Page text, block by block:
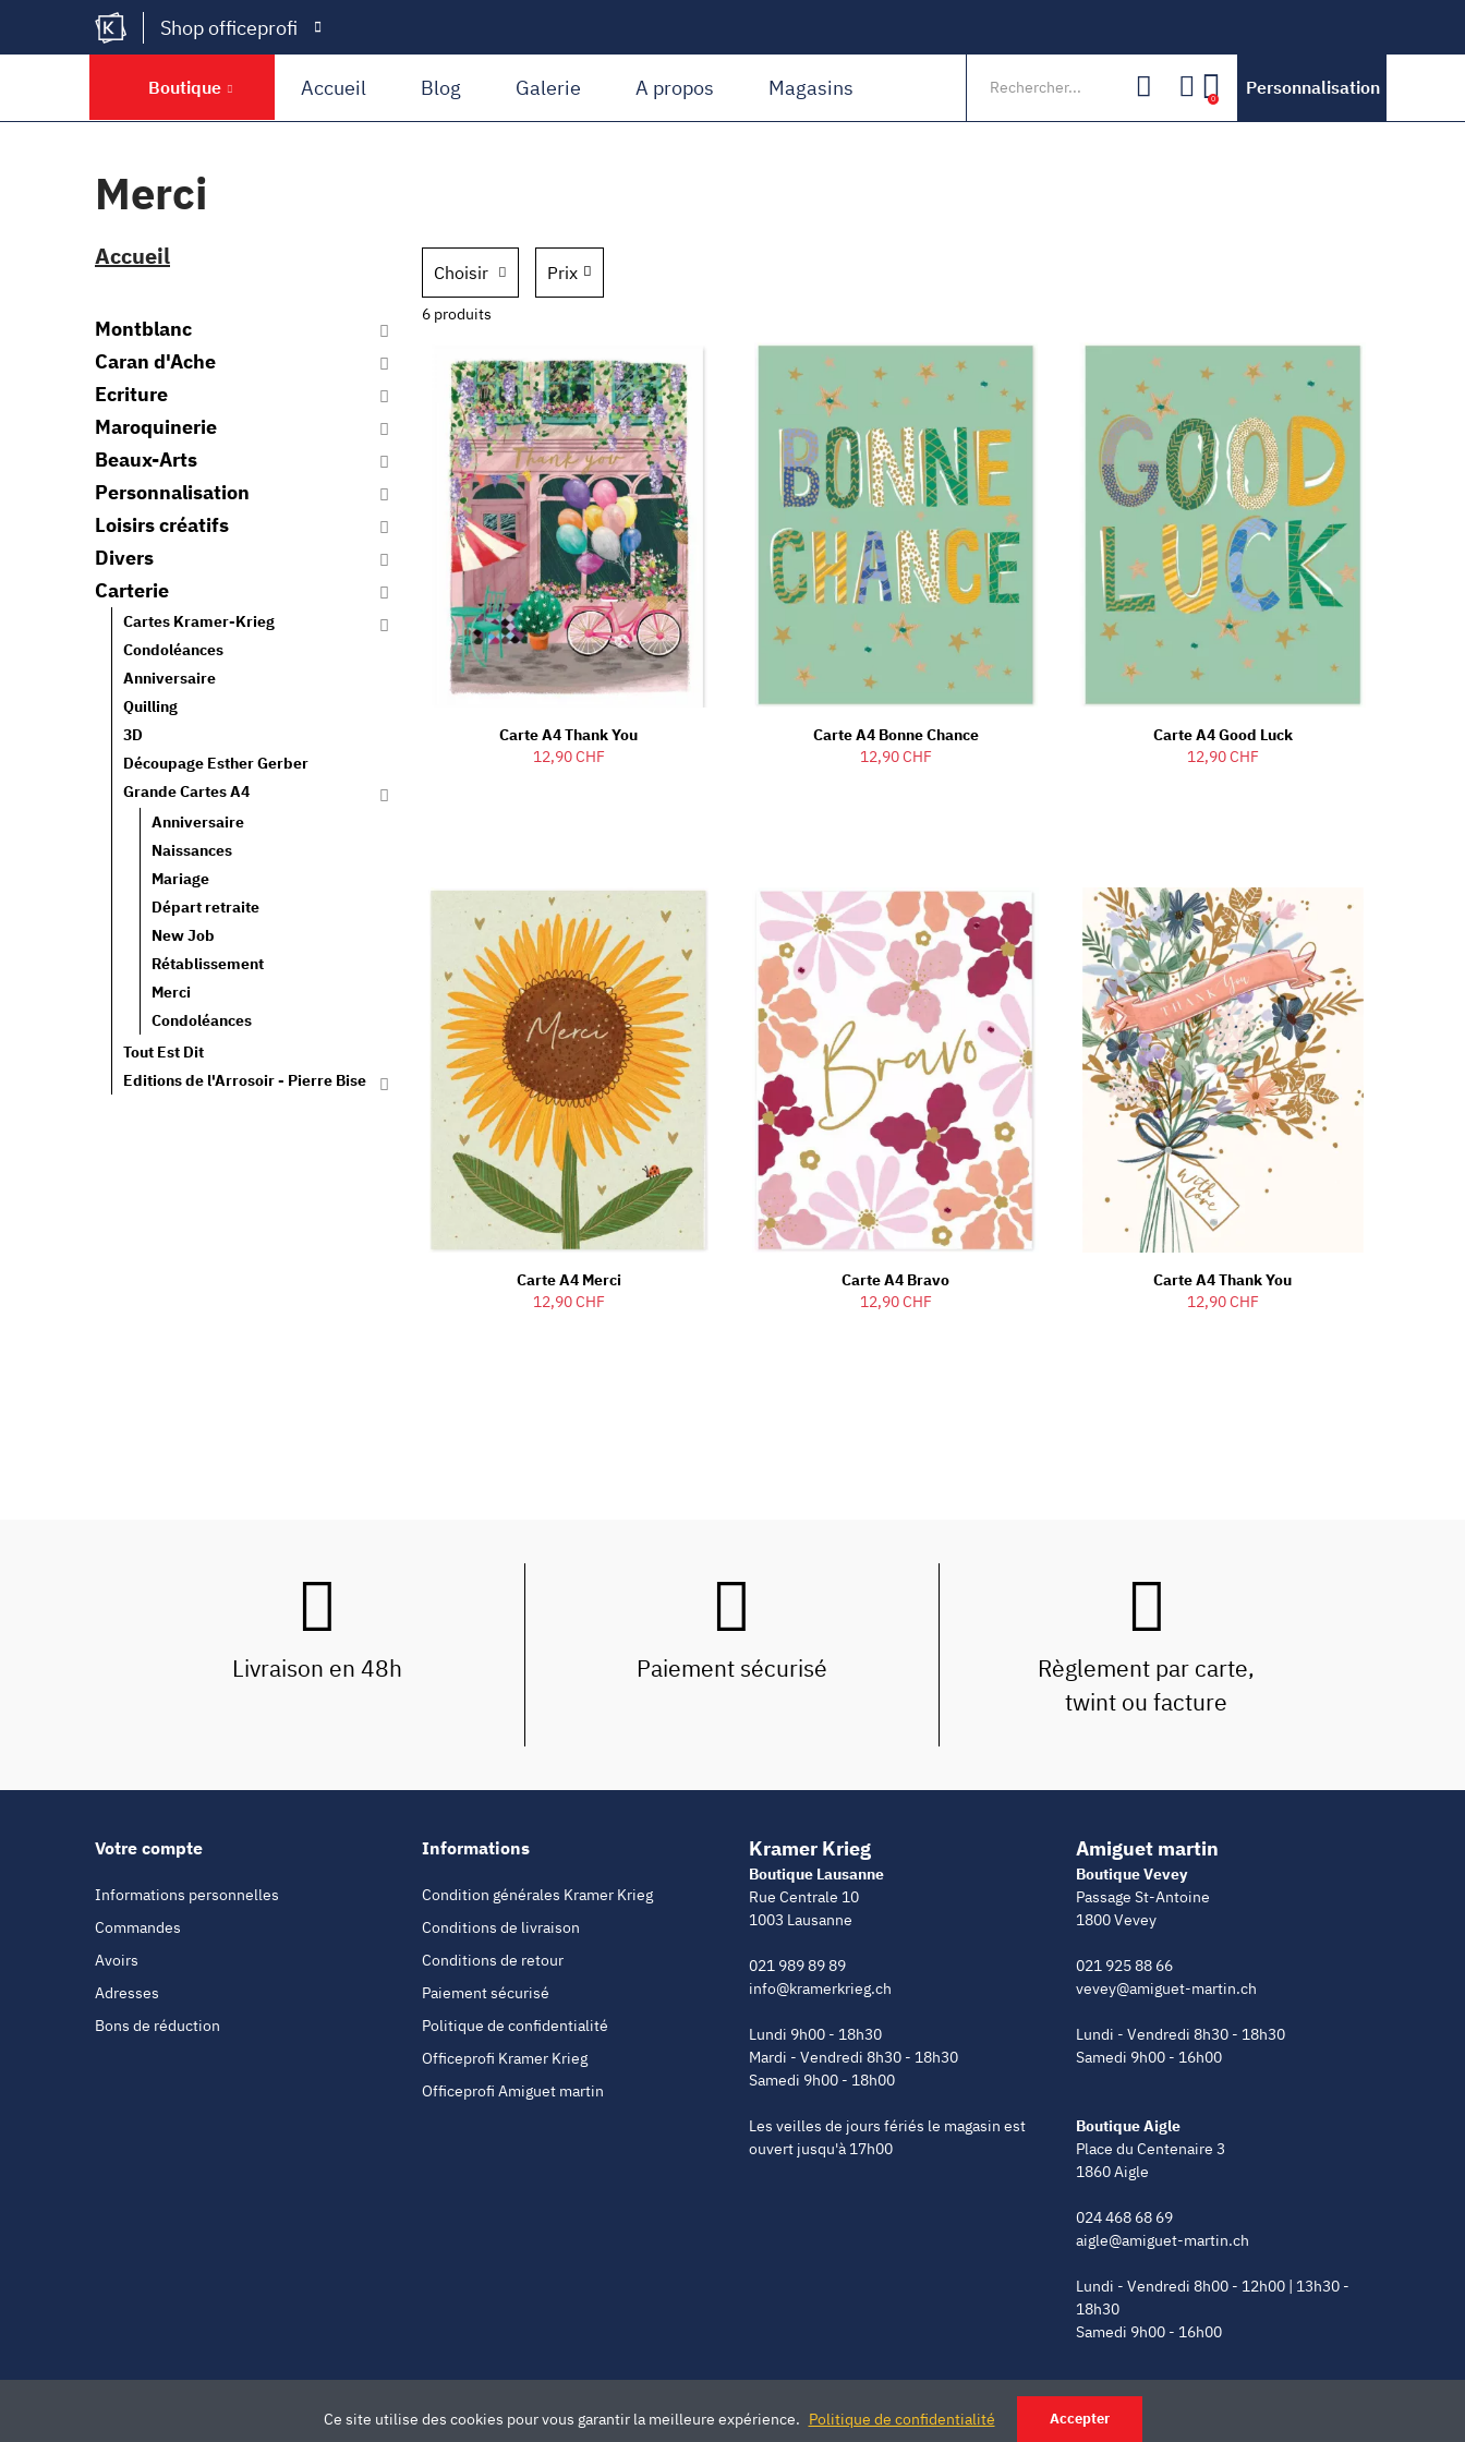
Shop officeprofi
Boutique Accueil Blog Galerie A propos Magasins 0
Personnalisation
Merci
Choisir Prix
6 produits
Carte A4 Thank You
12,90 CHF
Carte A4 Bonne Chance
12,90 CHF
Carte A4 Good Luck
12,90 CHF
Carte A4 Merci
12,90 CHF
Carte A4 Bravo
12,90 CHF
Carte A4 Thank You
12,90 CHF
Accueil
Montblanc
Caran d'Ache
Ecriture
Maroquinerie
Beaux-Arts
Personnalisation
Loisirs créatifs
Divers
Carterie
Cartes Kramer-Krieg
Condoléances
Anniversaire
Quilling
3D
Découpage Esther Gerber
Grande Cartes A4
Anniversaire
Naissances
Mariage
Départ retraite
New Job
Rétablissement
Merci
Condoléances
Tout Est Dit
Editions de l'Arrosoir - Pierre Bise
Livraison en 48h Paiement sécurisé
Règlement par carte,
twint ou facture
Votre compte
Informations personnelles
Commandes
Avoirs
Adresses
Bons de réduction
Informations
Condition générales Kramer Krieg
Conditions de livraison
Conditions de retour
Paiement sécurisé
Politique de confidentialité
Officeprofi Kramer Krieg
Officeprofi Amiguet martin
Kramer Krieg
Boutique Lausanne
Rue Centrale 10
1003 Lausanne
021 989 89 89
info@kramerkrieg.ch
Lundi 9h00 - 18h30
Mardi - Vendredi 8h30 - 18h30
Samedi 9h00 - 18h00
Les veilles de jours fériés le magasin est
ouvert jusqu'à 17h00
Amiguet martin
Boutique Vevey
Passage St-Antoine
1800 Vevey
021 925 88 66
vevey@amiguet-martin.ch
Lundi - Vendredi 8h30 - 18h30
Samedi 9h00 - 16h00
Boutique Aigle
Place du Centenaire 3
1860 Aigle
024 468 68 69
aigle@amiguet-martin.ch
Lundi - Vendredi 8h00 - 12h00 | 13h30 -
18h30
Samedi 9h00 - 16h00
Ce site utilise des cookies pour vous garantir la meilleure expérience. Politique de confidentialité Accepter